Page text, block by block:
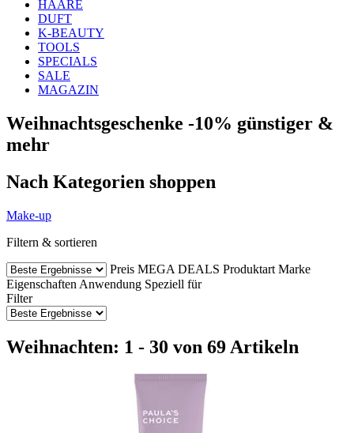
HAARE
DUFT
K-BEAUTY
TOOLS
SPECIALS
SALE
MAGAZIN
Weihnachtsgeschenke -10% günstiger &
mehr
Nach Kategorien shoppen
Make-up
Filtern & sortieren
Preis MEGA DEALS Produktart Marke
Eigenschaften Anwendung Speziell für
Filter
Weihnachten: 1 - 30 von 69 Artikeln